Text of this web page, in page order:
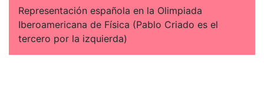
Representación española en la Olimpiada
Iberoamericana de Física (Pablo Criado es el
tercero por la izquierda)